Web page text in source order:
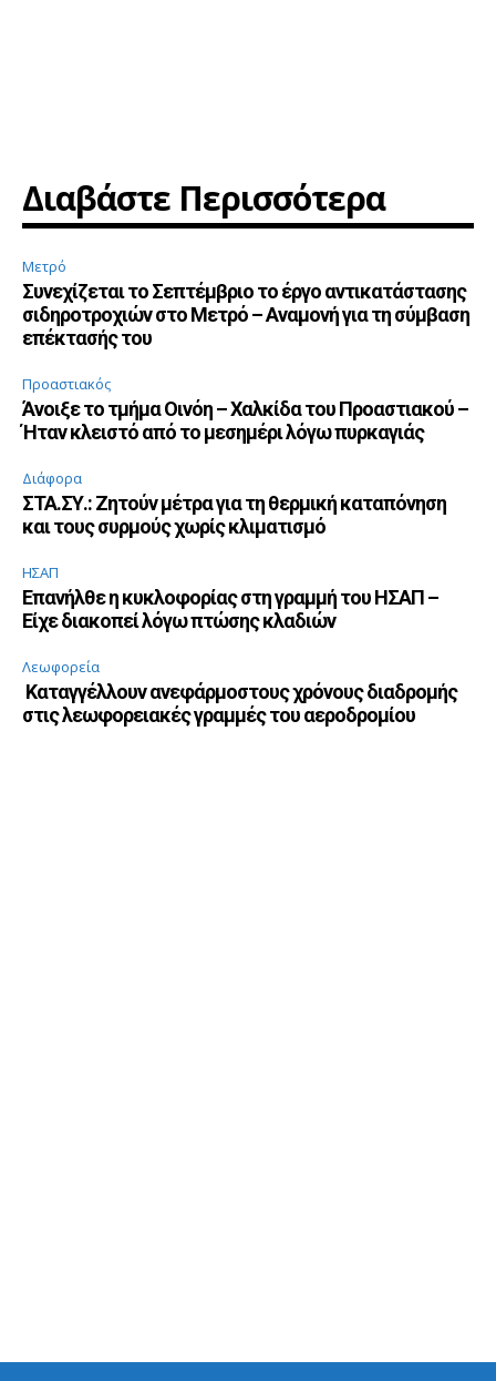
Διαβάστε Περισσότερα
Μετρό
Συνεχίζεται το Σεπτέμβριο το έργο αντικατάστασης
σιδηροτροχιών στο Μετρό – Αναμονή για τη σύμβαση
επέκτασής του
Προαστιακός
Άνοιξε το τμήμα Οινόη – Χαλκίδα του Προαστιακού –
Ήταν κλειστό από το μεσημέρι λόγω πυρκαγιάς
Διάφορα
ΣΤΑ.ΣΥ.: Ζητούν μέτρα για τη θερμική καταπόνηση
και τους συρμούς χωρίς κλιματισμό
ΗΣΑΠ
Επανήλθε η κυκλοφορίας στη γραμμή του ΗΣΑΠ –
Είχε διακοπεί λόγω πτώσης κλαδιών
Λεωφορεία
Καταγγέλλουν ανεφάρμοστους χρόνους διαδρομής
στις λεωφορειακές γραμμές του αεροδρομίου